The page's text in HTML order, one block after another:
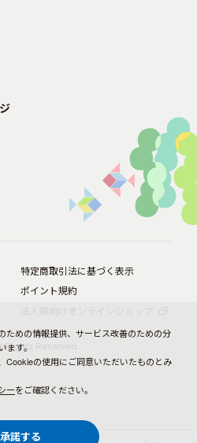
特定商取引法に基づく表示
ポイント規約
Reserved.
ための情報提供、サービス改善のための分
す。
Cookieの使用にご同意いただいたものとみ
ーをご確認ください。
承諾する